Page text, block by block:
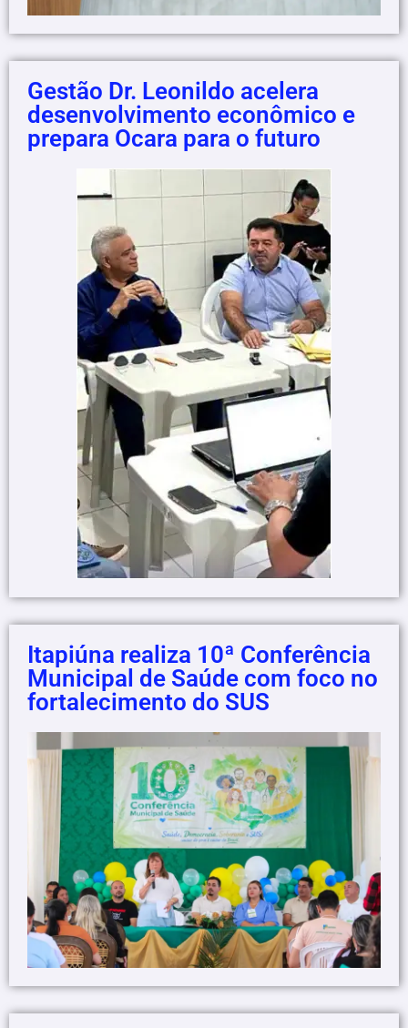
Gestão Dr. Leonildo acelera
desenvolvimento econômico e
prepara Ocara para o futuro
Itapiúna realiza 10ª Conferência
Municipal de Saúde com foco no
fortalecimento do SUS